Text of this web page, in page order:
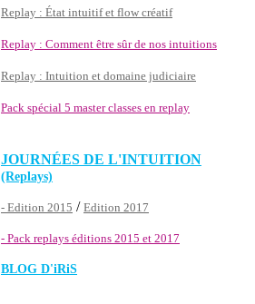
Replay : État intuitif et flow créatif
Replay : Comment être sûr de nos intuitions
Replay : Intuition et domaine judiciaire
Pack spécial 5 master classes en replay
JOURNÉES DE L'INTUITION
(Replays)
- Edition 2015 / Edition 2017
- Pack replays éditions 2015 et 2017
BLOG D'iRiS